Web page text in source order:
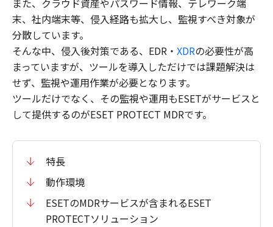
また、クラウド資産やパスワード情報、テレワーク端
末、社内端末等、侵入経路も拡大し、監視すべき対象が
分散しています。
そんな中、侵入後対策である、EDR・ XDRの必要性が高
まっていますが、ツールを導入しただけでは課題解決は
せず、監視や運用作業が必要となります。
ツールだけでなく、その監視や運用もESETがサービスと
して提供するのがESET PROTECT MDRです。
特長
動作環境
ESETのMDRサービスが含まれるESET
PROTECTソリューション